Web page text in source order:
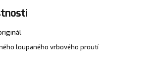
loupaného vrbového proutí